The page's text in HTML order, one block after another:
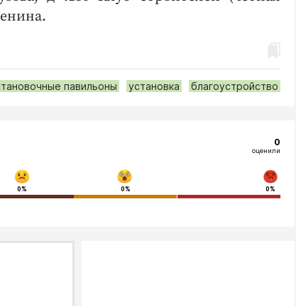
павильоны установка благоустройство
0
оценили
0% 0% 0%